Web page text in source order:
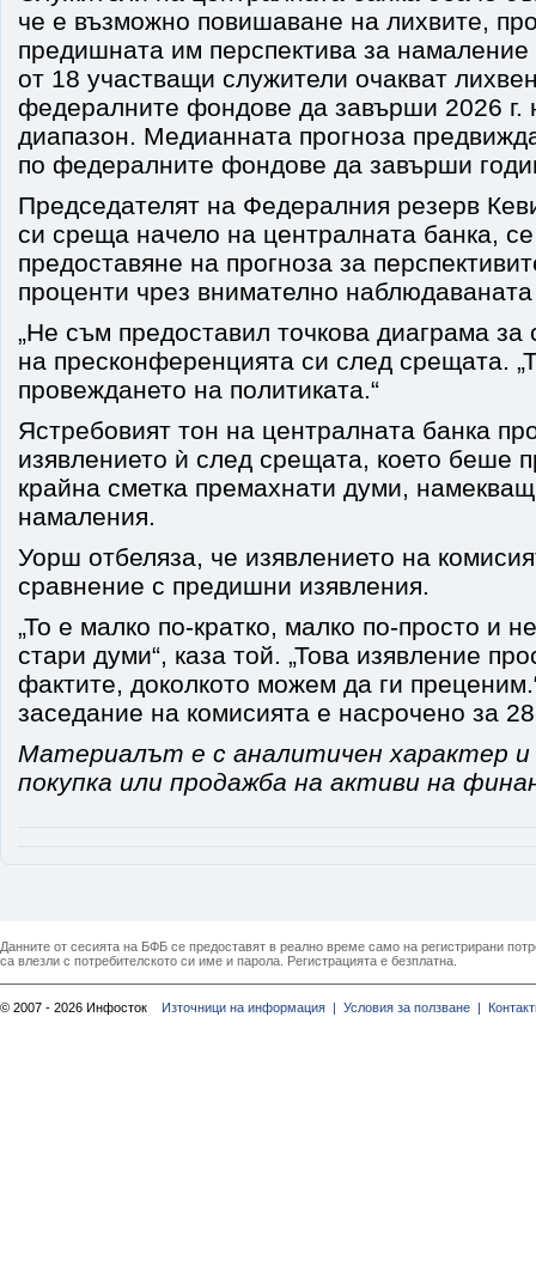
че е възможно повишаване на лихвите,
предишната им перспектива за намаление
от 18 участващи служители очакват
федералните фондове да завърши 2026 г.
диапазон. Медианната прогноза
по федералните фондове да завърши
Председателят на Федералния резерв
си среща начело на централната банка,
предоставяне на прогноза за
проценти чрез внимателно наблюдаваната
„Не съм предоставил точкова диаграма за
на пресконференцията си след срещата.
провеждането на политиката.“
Ястребовият тон на централната банка
изявлението ѝ след срещата, което беше
крайна сметка премахнати думи,
намаления.
Уорш отбеляза, че изявлението на
сравнение с предишни изявления.
„То е малко по-кратко, малко по-просто и
стари думи“, каза той. „Това изявление
фактите, доколкото можем да ги
заседание на комисията е насрочено за
Материалът е с аналитичен характер и
покупка или продажба на активи на
Данните от сесията на БФБ се предоставят в реално време само на регистрирани
са влезли с потребителското си име и парола. Регистрацията е безплатна.
© 2007 - 2026 Инфосток Източници на информация | Условия за ползване |